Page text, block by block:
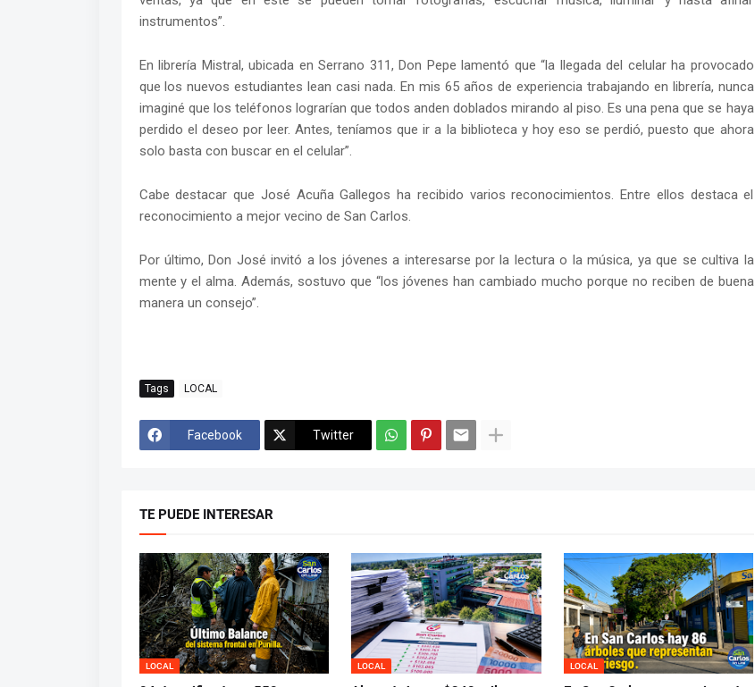
instrumentos”.
En librería Mistral, ubicada en Serrano 311, Don Pepe lamentó que “la llegada del celular ha provocado
que los nuevos estudiantes lean casi nada. En mis 65 años de experiencia trabajando en librería, nunca
imaginé que los teléfonos lograrían que todos anden doblados mirando al piso. Es una pena que se haya
perdido el deseo por leer. Antes, teníamos que ir a la biblioteca y hoy eso se perdió, puesto que ahora
solo basta con buscar en el celular”.
Cabe destacar que José Acuña Gallegos ha recibido varios reconocimientos. Entre ellos destaca el
reconocimiento a mejor vecino de San Carlos.
Por último, Don José invitó a los jóvenes a interesarse por la lectura o la música, ya que se cultiva la
mente y el alma. Además, sostuvo que “los jóvenes han cambiado mucho porque no reciben de buena
manera un consejo”.
Tags LOCAL
Facebook Twitter
TE PUEDE INTERESAR
LOCAL LOCAL LOCAL